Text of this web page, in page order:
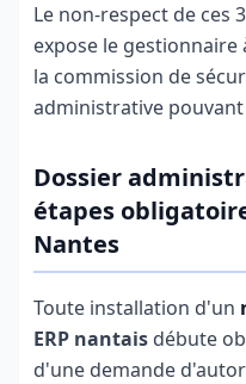
Le non-respect de ces
expose le gestionnaire
la commission de
administrative
Dossier
étapes
Nantes
Toute installation d'un
ERP nantais débute
d'une demande